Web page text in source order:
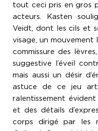
tout ceci pris en gros
acteurs. Kasten
Veidt, dont les cils et
visage, un
commissure des
suggestive l’éveil
mais aussi un désir
astuce de ce jeu
ralentissement
et des détails
corps dirigé par les